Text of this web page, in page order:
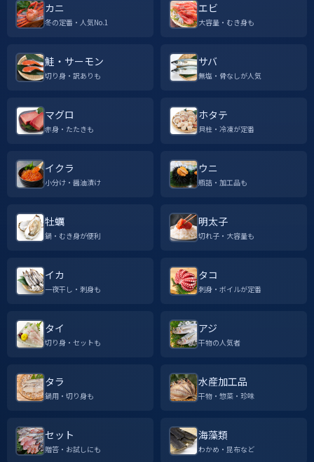
カニ
冬の定番・人気No.1
エビ
大容量・むき身も
鮭・サーモン
切り身・訳ありも
サバ
無塩・骨なしが人気
マグロ
赤身・たたきも
ホタテ
貝柱・冷凍が定番
イクラ
小分け・醤油漬け
ウニ
瓶詰・加工品も
牡蠣
鍋・むき身が便利
明太子
切れ子・大容量も
イカ
一夜干し・刺身も
タコ
刺身・ボイルが定番
タイ
切り身・セットも
アジ
干物の人気者
タラ
鍋用・切り身も
水産加工品
干物・惣菜・珍味
セット
贈答・お試しにも
海藻類
わかめ・昆布など